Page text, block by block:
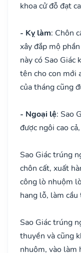
khoa cử đỗ đạt
- Kỵ làm: Chôn
xây đắp mộ
này có Sao Giác
tên cho con mới
của tháng cũng
- Ngoại lệ: Sao
được ngôi cao
Sao Giác trúng
chôn cất, xuất
công lò nhuộm
hang lỗ, làm
Sao Giác trúng
thuyền và cũng
nhuộm, vào làm